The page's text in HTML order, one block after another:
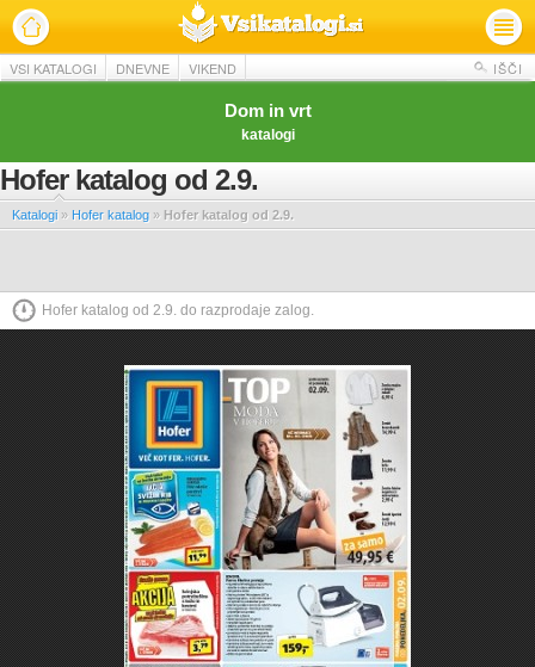
VSI KATALOGI DNEVNE VIKEND IŠČI
Dom in vrt
katalogi
Hofer katalog od 2.9.
Katalogi » Hofer katalog » Hofer katalog od 2.9.
Hofer katalog od 2.9. do razprodaje zalog.